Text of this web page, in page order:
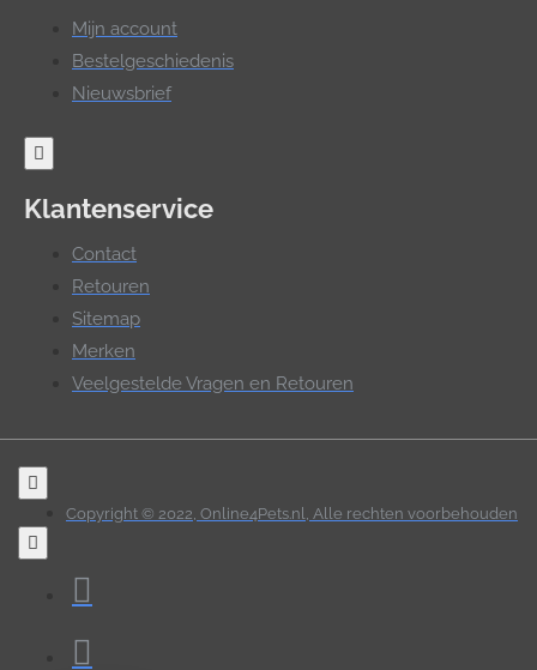
Mijn account
Bestelgeschiedenis
Nieuwsbrief
Klantenservice
Contact
Retouren
Sitemap
Merken
Veelgestelde Vragen en Retouren
Copyright © 2022, Online4Pets.nl, Alle rechten voorbehouden